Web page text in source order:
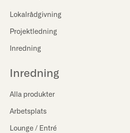
Lokalrådgivning
Projektledning
Inredning
Inredning
Alla produkter
Arbetsplats
Lounge / Entré